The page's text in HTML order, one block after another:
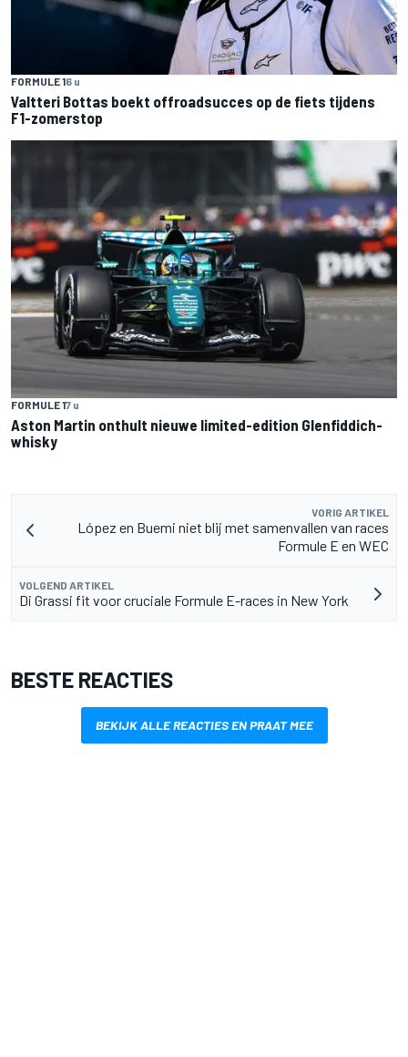
FORMULE 16 u
Valtteri Bottas boekt offroadsucces op de fiets tijdens
F1-zomerstop
FORMULE 17 u
Aston Martin onthult nieuwe limited-edition Glenfiddich-
whisky
VORIG ARTIKEL
López en Buemi niet blij met samenvallen van races
Formule E en WEC
VOLGEND ARTIKEL
Di Grassi fit voor cruciale Formule E-races in New York
BESTE REACTIES
BEKIJK ALLE REACTIES EN PRAAT MEE